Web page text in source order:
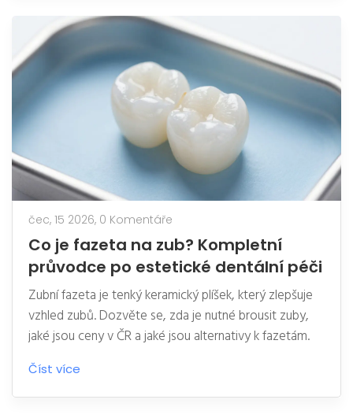
čec, 15 2026, 0 Komentáře
Co je fazeta na zub? Kompletní
průvodce po estetické dentální péči
Zubní fazeta je tenký keramický plíšek, který zlepšuje
vzhled zubů. Dozvěte se, zda je nutné brousit zuby,
jaké jsou ceny v ČR a jaké jsou alternativy k fazetám.
Číst více